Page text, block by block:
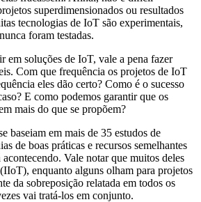
superdimensionados ou resultados
tecnologias de IoT são experimentais,
foram testadas.
em soluções de IoT, vale a pena fazer
Com que frequência os projetos de IoT
eles dão certo? Como é o sucesso
E como podemos garantir que os
mais do que se propõem?
baseiam em mais de 35 estudos de
de boas práticas e recursos semelhantes
acontecendo. Vale notar que muitos deles
enquanto alguns olham para projetos
da sobreposição relatada em todos os
vai tratá-los em conjunto.